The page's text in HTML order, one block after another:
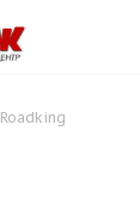
Roadking